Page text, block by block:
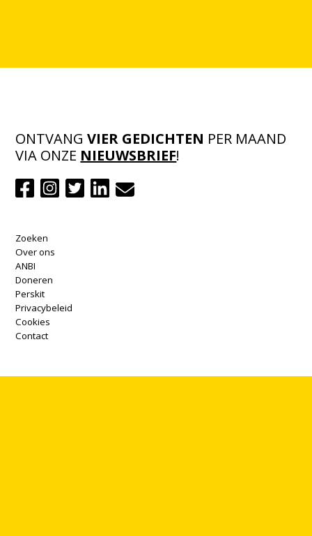
ONTVANGVIER GEDICHTEN PER MAAND
VIA ONZE NIEUWSBRIEF!
Zoeken
Over ons
ANBI
Doneren
Perskit
Privacybeleid
Cookies
Contact